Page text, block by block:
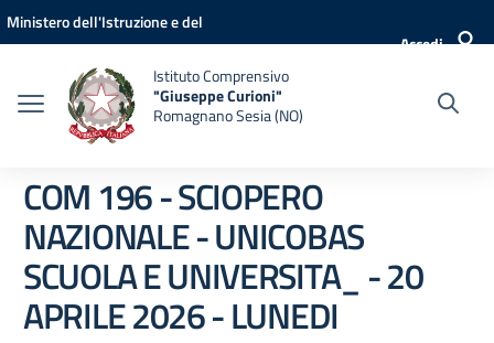
Vai ai contenuti
Vai al menu di navigazione
Vai al footer
Ministero dell'Istruzione e del
Accedi
Istituto Comprensivo
"Giuseppe Curioni"
Romagnano Sesia (NO)
COM 196 - SCIOPERO
NAZIONALE - UNICOBAS
SCUOLA E UNIVERSITA_ - 20
APRILE 2026 - LUNEDI